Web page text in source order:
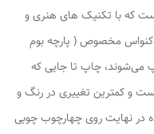
که با تکنیک های هنری و
کنواس مخصوص ( پارچه بوم
می‌شوند، چاپ تا جایی که
و کمترین تغییری در رنگ و
در نهایت روی چهارچوب چوبی